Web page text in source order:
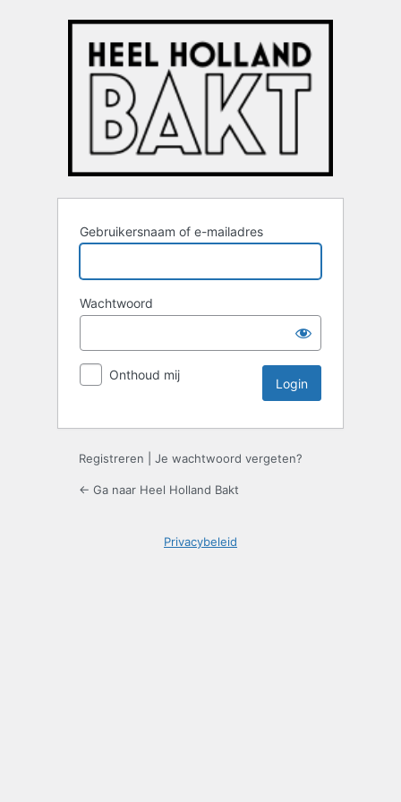
Gebruikersnaam of e-mailadres
Wachtwoord
Onthoud mij
Registreren Je wachtwoord vergeten?
← Ga naar Heel Holland Bakt
Privacybeleid